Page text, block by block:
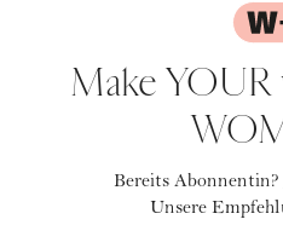
Make
Bereits Abonnentin?
Unsere